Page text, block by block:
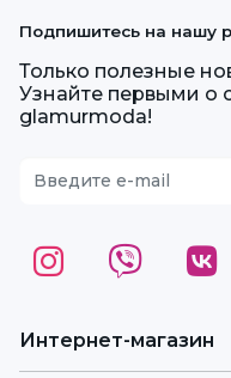
Интернет-магазин
Подпишитесь на нашу
Только полезные
Узнайте первыми о
glamurmoda!